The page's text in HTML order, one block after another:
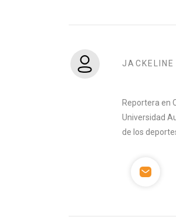
JACKELINE
Reportera en
Universidad
de los